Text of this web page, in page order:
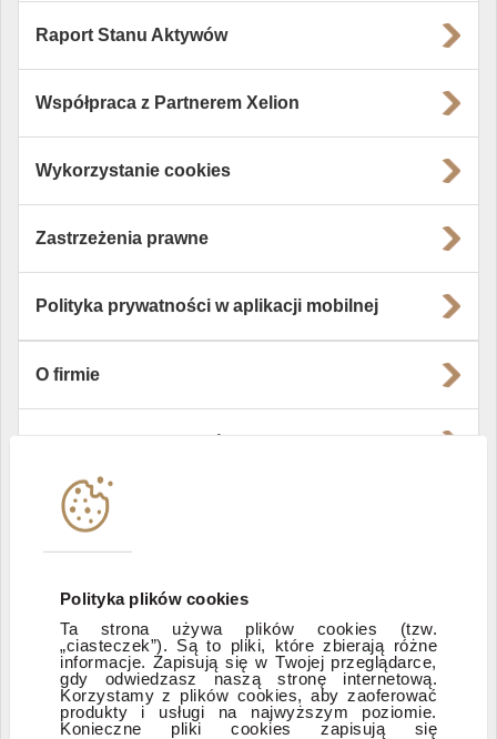
Polityka plików cookies
Ta strona używa plików cookies (tzw.
„ciasteczek”). Są to pliki, które zbierają różne
informacje. Zapisują się w Twojej przeglądarce,
gdy odwiedzasz naszą stronę internetową.
Korzystamy z plików cookies, aby zaoferować
produkty i usługi na najwyższym poziomie.
Konieczne pliki cookies zapisują się
Raport Stanu Aktywów
Współpraca z Partnerem Xelion
Wykorzystanie cookies
Zastrzeżenia prawne
Polityka prywatności w aplikacji mobilnej
O firmie
Instytucje współpracujące
Zastrzeżenia prawne
ESG